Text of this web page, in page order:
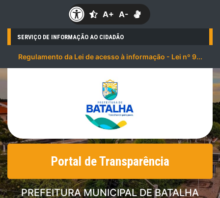
A+ A-
SERVIÇO DE INFORMAÇÃO AO CIDADÃO
Regulamento da Lei de acesso à informação - Lei nº 9...
Portal de Transparência
PREFEITURA MUNICIPAL DE BATALHA